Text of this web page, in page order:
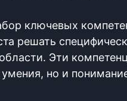
ключевых
решать
Эти
но и